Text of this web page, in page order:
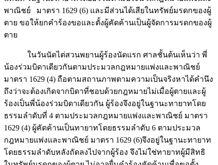
พาณิชย์ มาตรา 1629 (6) และมีส่วนได้เสียในทรัพย์มรดกของผู้
ตาย ขอให้ยกคำร้องขอและตั้งผู้คัดค้านเป็นผู้จัดการมรดกของผู้
ตาย
ในวันนัดไต่สวนพยานผู้ร้องนัดแรก ศาลชั้นต้นเห็นว่า พี่
น้องร่วมบิดาเดียวกันตามประมวลกฎหมายแพ่งและพาณิชย์
มาตรา 1629 (4) ถือตามสถานภาพตามความเป็นจริงหาได้คำนึง
ถึงว่าจะต้องเกิดจากบิดาที่ชอบด้วยกฎหมายไม่เมื่อผู้ตายและผู้
ร้องเป็นพี่น้องร่วมบิดาเดียวกัน ผู้ร้องจึงอยู่ในฐานะทายาทโดย
ธรรมลำดับที่ 4 ตามประมวลกฎหมายแพ่งและพาณิชย์ มาตรา
1629 (4) ผู้คัดค้านเป็นทายาทโดยธรรมลำดับ 6 ตามประมวล
กฎหมายแพ่งและพาณิชย์ มาตรา 1629 (6)จึงอยู่ในฐานะทายาท
โดยธรรมลำดับหลังถัดลงไปจากผู้ร้อง จึงไม่ใช่ทายาทผู้มีสิทธิ